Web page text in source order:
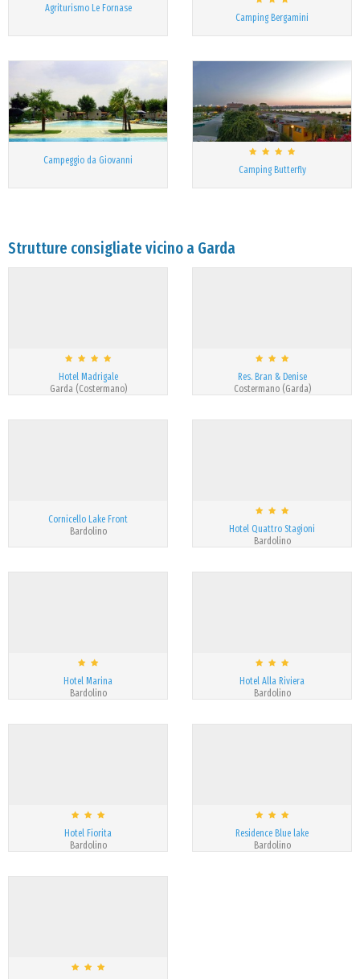
Agriturismo Le Fornase
Camping Bergamini
Campeggio da Giovanni
Camping Butterfly
Strutture consigliate vicino a Garda
Hotel Madrigale
Garda (Costermano)
Res. Bran & Denise
Costermano (Garda)
Cornicello Lake Front
Bardolino
Hotel Quattro Stagioni
Bardolino
Hotel Marina
Bardolino
Hotel Alla Riviera
Bardolino
Hotel Fiorita
Bardolino
Residence Blue lake
Bardolino